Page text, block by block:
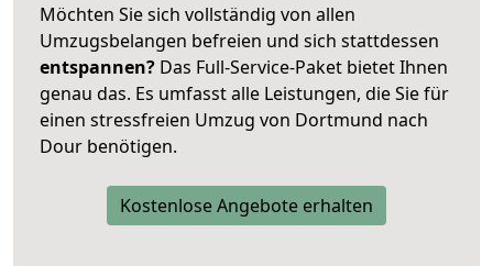
Möchten Sie sich vollständig von allen
Umzugsbelangen befreien und sich stattdessen
entspannen? Das Full-Service-Paket bietet Ihnen
genau das. Es umfasst alle Leistungen, die Sie für
einen stressfreien Umzug von Dortmund nach
Dour benötigen.
Kostenlose Angebote erhalten